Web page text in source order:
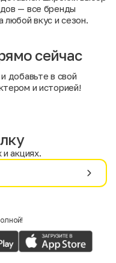
— все бренды
любой вкус и сезон.
сейчас
добавьте в свой
и историей!
акциях.